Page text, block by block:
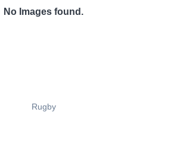
No Images found.
Rugby